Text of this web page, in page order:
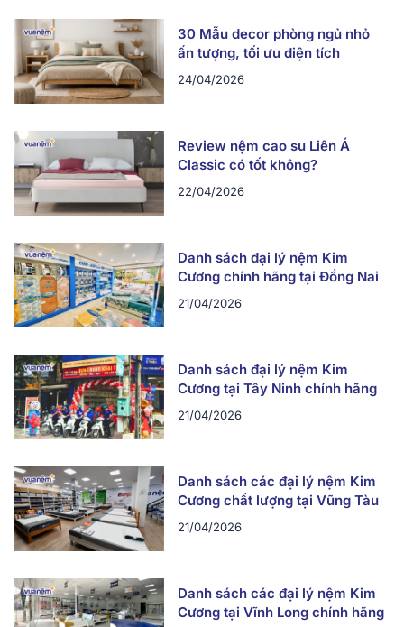
30 Mẫu decor phòng ngủ nhỏ
ấn tượng, tối ưu diện tích
24/04/2026
Review nệm cao su Liên Á
Classic có tốt không?
22/04/2026
Danh sách đại lý nệm Kim
Cương chính hãng tại Đồng Nai
21/04/2026
Danh sách đại lý nệm Kim
Cương tại Tây Ninh chính hãng
21/04/2026
Danh sách các đại lý nệm Kim
Cương chất lượng tại Vũng Tàu
21/04/2026
Danh sách các đại lý nệm Kim
Cương tại Vĩnh Long chính hãng